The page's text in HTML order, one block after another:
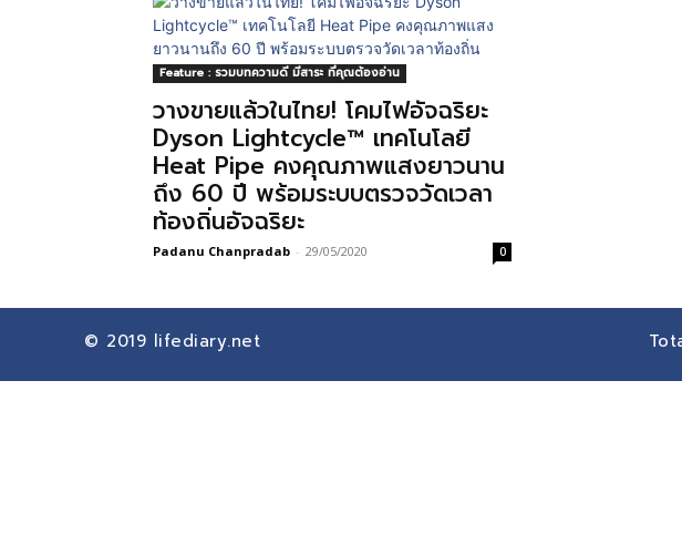
Feature : รวมบทความดี มีสาระ ที่คุณต้องอ่าน
วางขายแล้วในไทย! โคมไฟอัจฉริยะ
Dyson Lightcycle™ เทคโนโลยี
Heat Pipe คงคุณภาพแสงยาวนาน
ถึง 60 ปี พร้อมระบบตรวจวัดเวลา
ท้องถิ่นอัจฉริยะ
Padanu Chanpradab - 29/05/2020 0
© 2019 lifediary.net